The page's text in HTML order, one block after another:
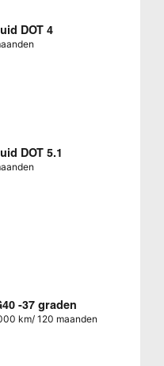
DOT 4
DOT 5.1
-37 graden
km/ 120 maanden